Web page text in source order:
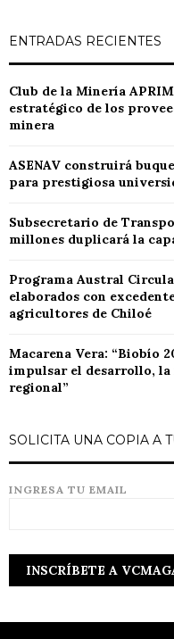
ENTRADAS RECIENTES
Club de la Minería
estratégico de los
minera
ASENAV construirá
para prestigiosa
Subsecretario de
millones duplicará la
Programa Austral
elaborados con
agricultores de Chiloé
Macarena Vera: “Biobío
impulsar el desarrollo,
regional”
SOLICITA UNA COPIA A
INGRESA TU EMAIL